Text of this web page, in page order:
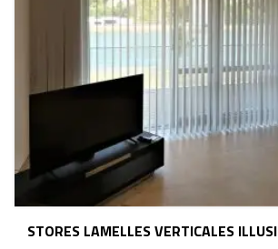
STORES LAMELLES VERTICALES